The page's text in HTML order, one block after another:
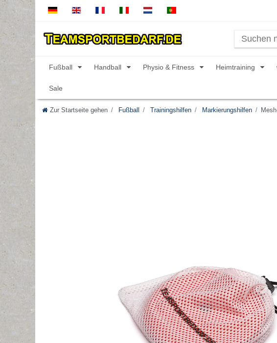
Fußball Handball Physio & Fitness Heimtraining
Sale
Zur Startseite gehen Fußball Trainingshilfen Markierungshilfen